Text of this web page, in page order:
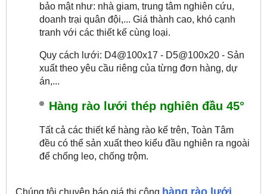
bảo mật như: nhà giam, trung tâm nghiên cứu,
doanh trại quân đội,... Giá thành cao, khó cạnh
tranh với các thiết kế cùng loại.
Quy cách lưới: D4@100x17 - D5@100x20 - Sản
xuất theo yêu cầu riêng của từng đơn hàng, dự
án,...
Hàng rào lưới thép nghiên đầu 45°
Tất cả các thiết kế hàng rào kể trên, Toàn Tâm
đều có thể sản xuất theo kiểu đầu nghiên ra ngoài
để chống leo, chống trộm.
Chúng tôi chuyên báo giá thi công hàng rào lưới